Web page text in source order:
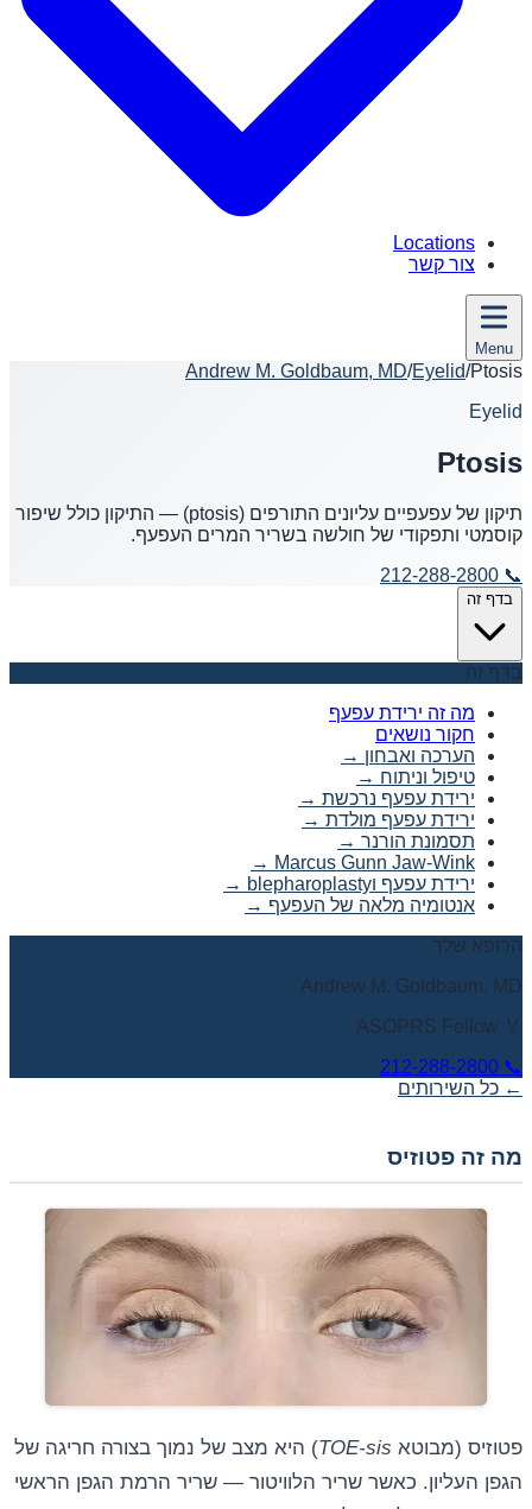
Locations
צור קשר
Menu
Andrew M. Goldbaum, MD/Eyelid/Ptosis
Eyelid
Ptosis
תיקון של עפעפיים עליונים התורפים (ptosis) — התיקון כולל שיפור
קוסמטי ותפקודי של חולשה בשריר המרים העפעף.
📞
212-288-2800
בדף זה
בדף זה
מה זה ירידת עפעף
חקור נושאים
הערכה ואבחון →
טיפול וניתוח →
ירידת עפעף נרכשת →
ירידת עפעף מולדת →
תסמונת הורנר →
Marcus Gunn Jaw-Wink
→
ירידת עפעף וblepharoplasty
→
אנטומיה מלאה של העפעף →
הרופא שלך
Andrew M. Goldbaum, MD
🏅 ASOPRS Fellow
📞
212-288-2800
← כל השירותים
מה זה פטוזיס
פטוזיס (מבוטא TOE-sis) היא מצב של נמוך בצורה חריגה של
הגפן העליון. כאשר שריר הלוויטור — שריר הרמת הגפן הראשי